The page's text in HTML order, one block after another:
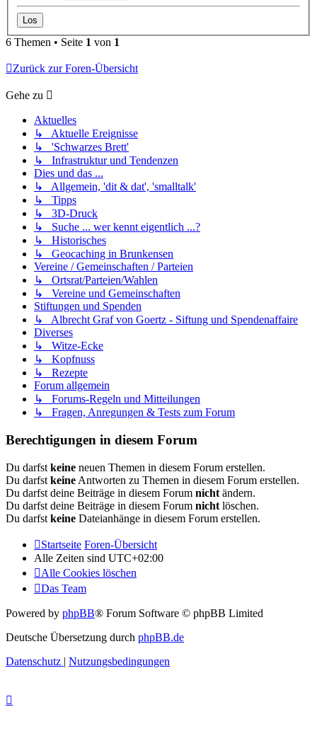
6 Themen • Seite 1 von 1
Zurück zur Foren-Übersicht
Gehe zu
Aktuelles
↳ Aktuelle Ereignisse
↳ 'Schwarzes Brett'
↳ Infrastruktur und Tendenzen
Dies und das ...
↳ Allgemein, 'dit & dat', 'smalltalk'
↳ Tipps
↳ 3D-Druck
↳ Suche ... wer kennt eigentlich ...?
↳ Historisches
↳ Geocaching in Brunkensen
Vereine / Gemeinschaften / Parteien
↳ Ortsrat/Parteien/Wahlen
↳ Vereine und Gemeinschaften
Stiftungen und Spenden
↳ Albrecht Graf von Goertz - Siftung und Spendenaffaire
Diverses
↳ Witze-Ecke
↳ Kopfnuss
↳ Rezepte
Forum allgemein
↳ Forums-Regeln und Mitteilungen
↳ Fragen, Anregungen & Tests zum Forum
Berechtigungen in diesem Forum
Du darfst keine neuen Themen in diesem Forum erstellen.
Du darfst keine Antworten zu Themen in diesem Forum erstellen.
Du darfst deine Beiträge in diesem Forum nicht ändern.
Du darfst deine Beiträge in diesem Forum nicht löschen.
Du darfst keine Dateianhänge in diesem Forum erstellen.
Startseite Foren-Übersicht
Alle Zeiten sind UTC+02:00
Alle Cookies löschen
Das Team
Powered by phpBB® Forum Software © phpBB Limited
Deutsche Übersetzung durch phpBB.de
Datenschutz | Nutzungsbedingungen